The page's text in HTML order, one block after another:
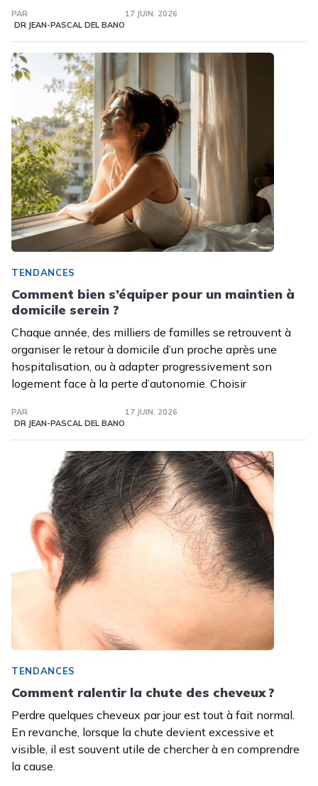
PAR
DR JEAN-PASCAL DEL BANO
17 JUIN. 2026
TENDANCES
Comment bien s’équiper pour un maintien à
domicile serein ?
Chaque année, des milliers de familles se retrouvent à
organiser le retour à domicile d’un proche après une
hospitalisation, ou à adapter progressivement son
logement face à la perte d’autonomie. Choisir
PAR
DR JEAN-PASCAL DEL BANO
17 JUIN. 2026
TENDANCES
Comment ralentir la chute des cheveux ?
Perdre quelques cheveux par jour est tout à fait normal.
En revanche, lorsque la chute devient excessive et
visible, il est souvent utile de chercher à en comprendre
la cause.